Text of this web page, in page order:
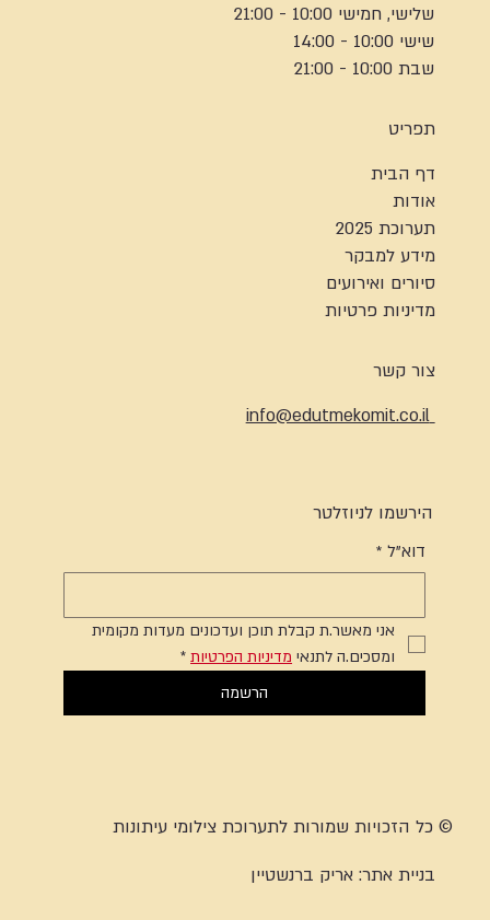
שלישי, חמישי 10:00 - 21:00
שישי 10:00 - 14:00
שבת 10:00 - 21:00
תפריט
דף הבית
אודות
תערוכת 2025
מידע למבקר
סיורים ואירועים
מדיניות פרטיות
צור קשר
info@edutmekomit.co.il
הירשמו לניוזלטר
דוא"ל *
אני מאשר.ת קבלת תוכן ועדכונים מעדות מקומית
ומסכים.ה לתנאי מדיניות הפרטיות *
הרשמה
© כל הזכויות שמורות לתערוכת צילומי עיתונות
בניית אתר:אריק ברנשטיין